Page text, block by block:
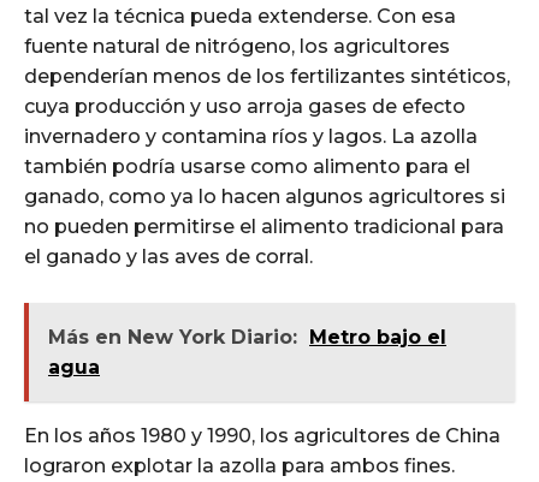
tal vez la técnica pueda extenderse. Con esa
fuente natural de nitrógeno, los agricultores
dependerían menos de los fertilizantes sintéticos,
cuya producción y uso arroja gases de efecto
invernadero y contamina ríos y lagos. La azolla
también podría usarse como alimento para el
ganado, como ya lo hacen algunos agricultores si
no pueden permitirse el alimento tradicional para
el ganado y las aves de corral.
Más en New York Diario: Metro bajo el
agua
En los años 1980 y 1990, los agricultores de China
lograron explotar la azolla para ambos fines.